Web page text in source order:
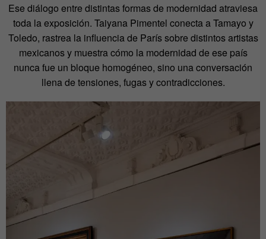
Ese diálogo entre distintas formas de modernidad atraviesa
toda la exposición. Taiyana Pimentel conecta a Tamayo y
Toledo, rastrea la influencia de París sobre distintos artistas
mexicanos y muestra cómo la modernidad de ese país
nunca fue un bloque homogéneo, sino una conversación
llena de tensiones, fugas y contradicciones.